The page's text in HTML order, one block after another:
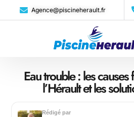
Agence@piscineherault.fr
Eau trouble : les
l’Hérault et les
Rédigé par